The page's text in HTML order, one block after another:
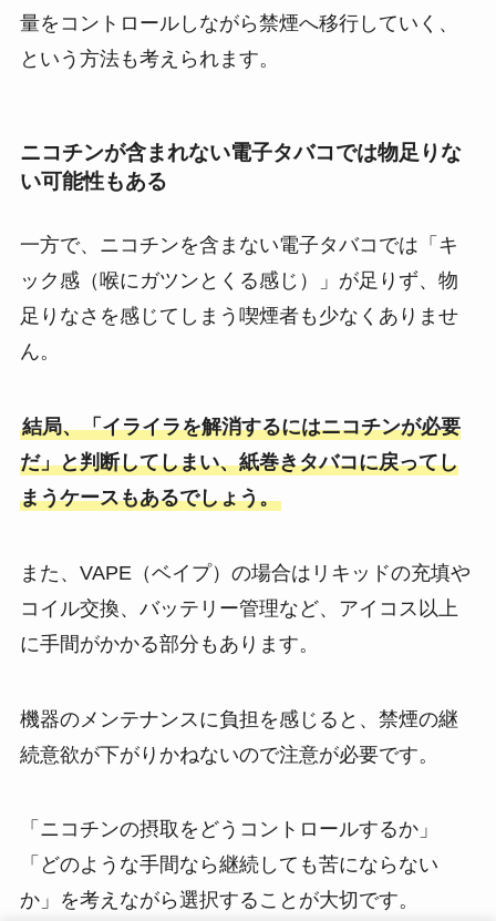
量をコントロールしながら禁煙へ移行していく、
という方法も考えられます。
ニコチンが含まれない電子タバコでは物足りな
い可能性もある
一方で、ニコチンを含まない電子タバコでは「キ
ック感（喉にガツンとくる感じ）」が足りず、物
足りなさを感じてしまう喫煙者も少なくありませ
ん。
結局、「イライラを解消するにはニコチンが必要
だ」と判断してしまい、紙巻きタバコに戻ってし
まうケースもあるでしょう。
また、VAPE（ベイプ）の場合はリキッドの充填や
コイル交換、バッテリー管理など、アイコス以上
に手間がかかる部分もあります。
機器のメンテナンスに負担を感じると、禁煙の継
続意欲が下がりかねないので注意が必要です。
「ニコチンの摂取をどうコントロールするか」
「どのような手間なら継続しても苦にならない
か」を考えながら選択することが大切です。